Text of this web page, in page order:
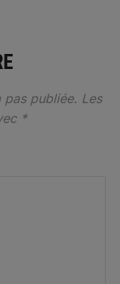
pas publiée. Les
*